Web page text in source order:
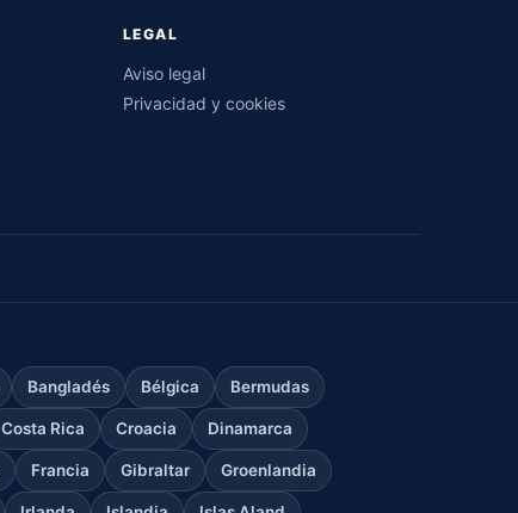
LEGAL
Aviso legal
Privacidad y cookies
Bangladés Bélgica Bermudas
Costa Rica Croacia Dinamarca
Francia Gibraltar Groenlandia